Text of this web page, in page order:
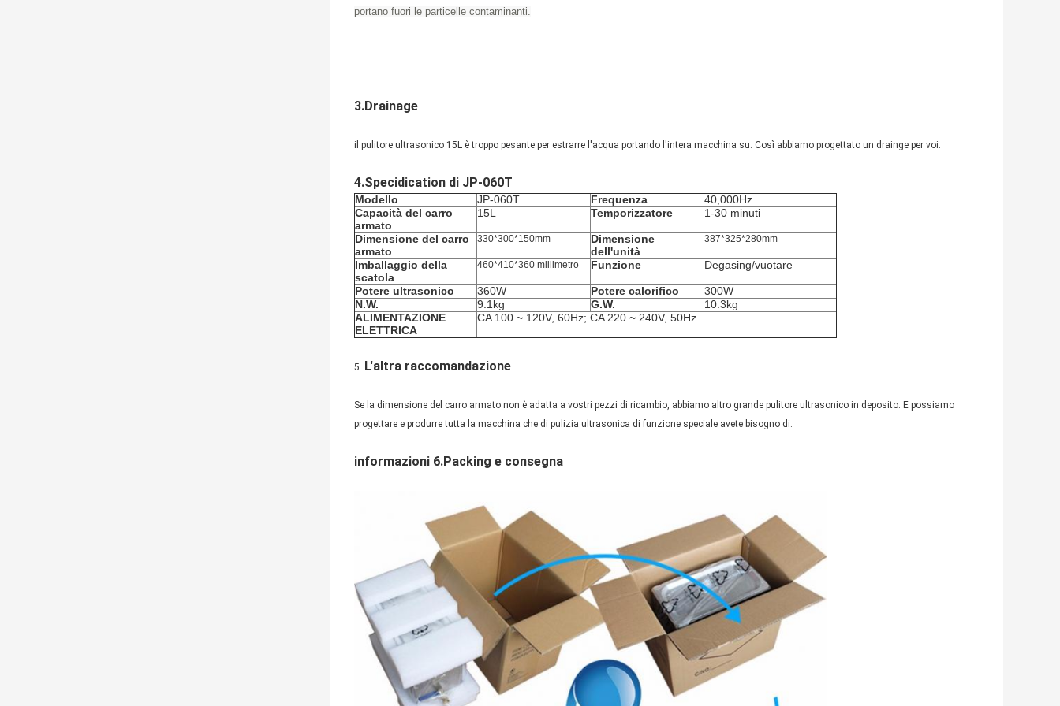
portano fuori le particelle contaminanti.
3.Drainage
il pulitore ultrasonico 15L è troppo pesante per estrarre l'acqua portando l'intera macchina su. Così abbiamo progettato un drainge per voi.
4.Specidication di JP-060T
Modello JP-060T Frequenza
40,000Hz
Capacità del carro
armato
15L Temporizzatore 1-30 minuti
Dimensione del carro
armato
330*300*150mm
Dimensione
dell'unità
387*325*280mm
Imballaggio della
scatola
460*410*360 millimetro Funzione Degasing/vuotare
Potere ultrasonico 360W Potere calorifico
300W
N.W.
9.1kg G.W.
10.3kg
ALIMENTAZIONE
ELETTRICA
CA 100 ~ 120V, 60Hz; CA 220 ~ 240V, 50Hz
5. L'altra raccomandazione
Se la dimensione del carro armato non è adatta a vostri pezzi di ricambio, abbiamo altro grande pulitore ultrasonico in deposito. E possiamo
progettare e produrre tutta la macchina che di pulizia ultrasonica di funzione speciale avete bisogno di.
informazioni 6.Packing e consegna